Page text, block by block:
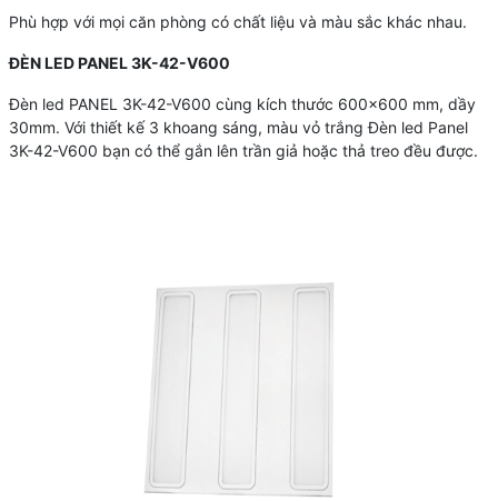
Phù hợp với mọi căn phòng có chất liệu và màu sắc khác nhau.
ĐÈN LED PANEL 3K-42-V600
Đèn led PANEL 3K-42-V600 cùng kích thước 600×600 mm, dầy
30mm. Với thiết kế 3 khoang sáng, màu vỏ trắng Đèn led Panel
3K-42-V600 bạn có thể gắn lên trần giả hoặc thả treo đều được.